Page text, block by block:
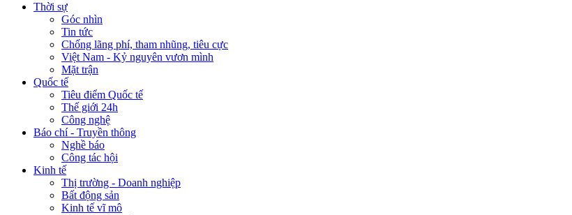
Thời sự
Góc nhìn
Tin tức
Chống lãng phí, tham nhũng, tiêu cực
Việt Nam - Kỷ nguyên vươn mình
Mặt trận
Quốc tế
Tiêu điểm Quốc tế
Thế giới 24h
Công nghệ
Báo chí - Truyền thông
Nghề báo
Công tác hội
Kinh tế
Thị trường - Doanh nghiệp
Bất động sản
Kinh tế vĩ mô